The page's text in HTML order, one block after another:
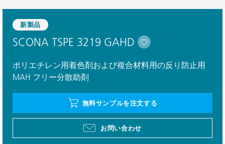
新製品
SCONA TSPE 3219 GAHD
ポリエチレン用着色剤および複合材料用の反り防止用
MAH フリー分散助剤
無料サンプルを注文する
お問い合わせ